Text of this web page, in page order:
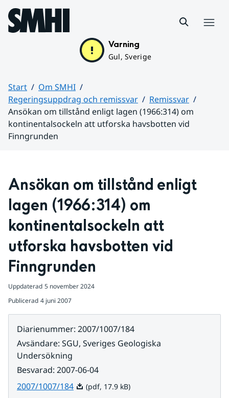
Hoppa till sidans innehåll
Varning
Gul, Sverige
Start
Om SMHI
Regeringsuppdrag och remissvar
Remissvar
Ansökan om tillstånd enligt lagen (1966:314) om
kontinentalsockeln att utforska havsbotten vid
Finngrunden
Ansökan om tillstånd enligt
lagen (1966:314) om
kontinentalsockeln att
utforska havsbotten vid
Finngrunden
Uppdaterad 5 november 2024
Publicerad 4 juni 2007
Diarienummer: 2007/1007/184
Avsändare: SGU, Sveriges Geologiska
Undersökning
Besvarad: 2007-06-04
2007/1007/184Pdf, 17.9 kB.
(pdf, 17.9 kB)